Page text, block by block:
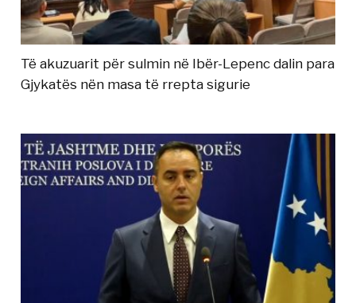
Të akuzuarit për sulmin në Ibër-Lepenc dalin para
Gjykatës nën masa të rrepta sigurie